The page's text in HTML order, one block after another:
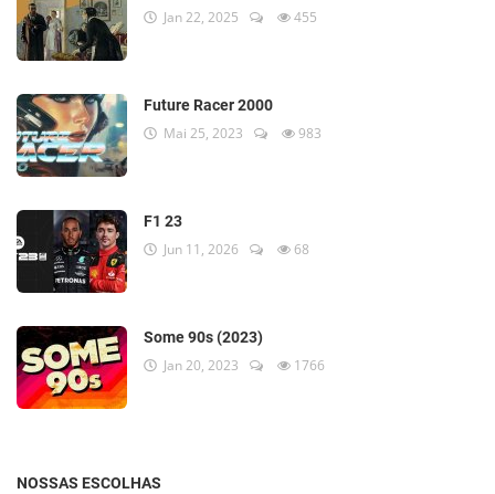
Jan 22, 2025 455
Future Racer 2000
Mai 25, 2023 983
F1 23
Jun 11, 2026 68
Some 90s (2023)
Jan 20, 2023 1766
NOSSAS ESCOLHAS